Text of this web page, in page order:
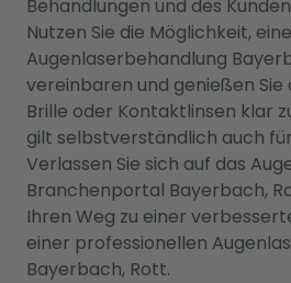
Behandlungen und des
Nutzen Sie die Möglichkeit,
Augenlaserbehandlung
vereinbaren und genießen Sie
Brille oder Kontaktlinsen klar
gilt selbstverständlich auch für
Verlassen Sie sich auf das
Branchenportal Bayerbach,
Ihren Weg zu einer
einer professionellen
Bayerbach, Rott.